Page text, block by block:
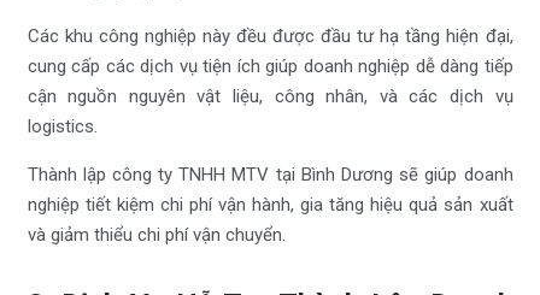
Các khu công nghiệp này đều được đầu tư hạ tầng hiện đại,
cung cấp các dịch vụ tiện ích giúp doanh nghiệp dễ dàng tiếp
cận nguồn nguyên vật liệu, công nhân, và các dịch vụ
logistics.
Thành lập công ty TNHH MTV tại Bình Dương sẽ giúp doanh
nghiệp tiết kiệm chi phí vận hành, gia tăng hiệu quả sản xuất
và giảm thiểu chi phí vận chuyển.